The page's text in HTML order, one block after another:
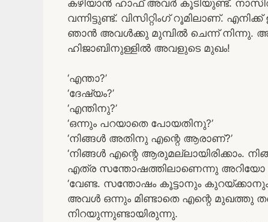
കഴിയാൻ ഹാഫ് അവർ കൂടിയുണ്ട്.
വന്നിട്ടുണ്ട്. വിസിറ്റിംഗ് റൂമിലാണ്.
ഞാൻ അവൾക്കു മുമ്പിൽ ചെന്ന് നിന്നു.
ഹിജാബിനുള്ളിൽ അവളുടെ മുഖം!
‘എന്താ?’
‘ദേഷ്യം?’
‘എന്തിനു?’
‘ഒന്നും പറയാതെ പോയതിനു?’
‘നിങ്ങൾ അതിനു എന്റെ ആരാണ്?’
‘നിങ്ങൾ എന്റെ ആരുമല്ലായിരിക്കാം.
എത്ര സന്തോഷത്തിലാണെന്നു അറിയോ
‘വേണ്ട. സന്തോഷം കൂട്ടാനും
അവൾ ഒന്നും മിണ്ടാതെ എന്റെ മുഖത്തു
നിറയുന്നുണ്ടായിരുന്നു.